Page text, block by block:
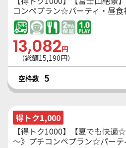
コンペプラン☆パーティ・昼食
13,082円
（総額15,190円）
空枠数 5
得トク1,000
【得トク1000】【夏でも快
～》プチコンペプラン☆パーテ